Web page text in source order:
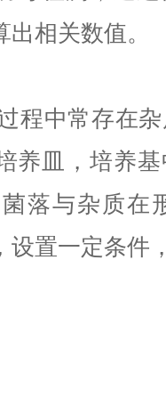
相关数值。
程中常存在
养皿，培养
落与杂质在
设置一定条件